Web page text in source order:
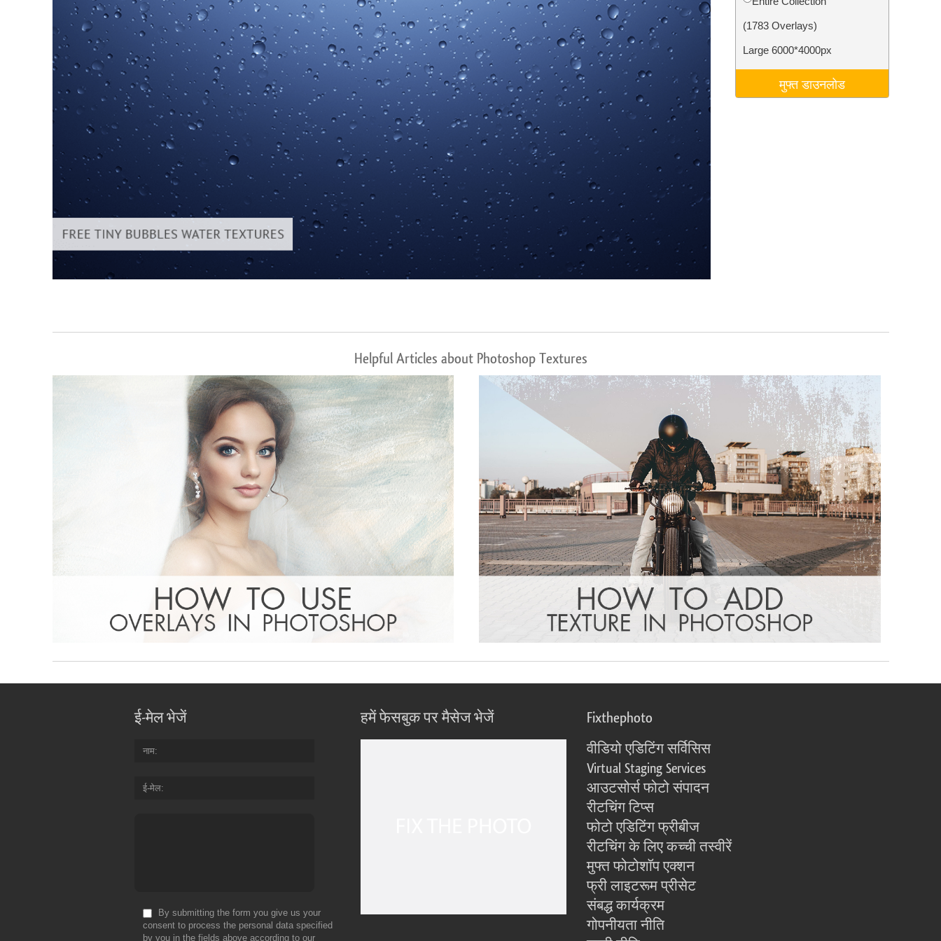
उत्पाद सुधार सेवाएं ज्वैलरी रीटचिंग सर्विसेज एआई प्रशिक्षण डेटा Video Editing Services
(1783 Overlays)
Large 6000*4000px
मुफ्त डाउनलोड
Helpful Articles about Photoshop Textures
ई-मेल भेजें
नाम
ई-मेल
By submitting the form you give us your
consent to process the personal data specified
by you in the fields above according to our
हमें फेसबुक पर मैसेज भेजें Fixthephoto
वीडियो एडिटिंग सर्विसिस
Virtual Staging Services
आउटसोर्स फोटो संपादन
रीटचिंग टिप्स
फोटो एडिटिंग फ्रीबीज
रीटचिंग के लिए कच्ची तस्वीरें
मुफ्त फोटोशॉप एक्शन
फ्री लाइटरूम प्रीसेट
संबद्ध कार्यक्रम
गोपनीयता नीति